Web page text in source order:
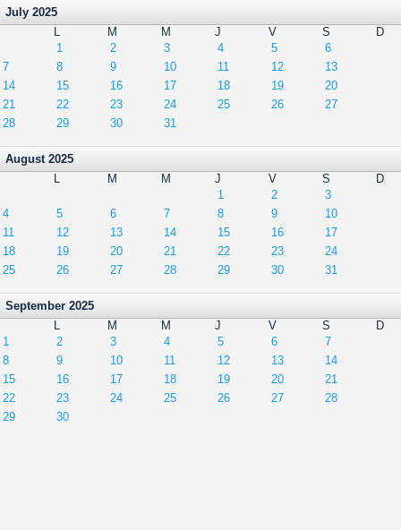
July 2025
L
M M J V S
D
1
2 3 4 5
6
7
8 9 10 11 12
13
14
15 16 17 18 19
20
21
22 23 24 25 26
27
28
29 30 31
August 2025
L
M M J V S
D
1
2
3
4
5 6 7 8 9
10
11
12 13 14 15 16
17
18
19 20 21 22 23
24
25
26 27 28 29 30 31
September 2025
L
M M J V S
D
1
2 3 4 5 6
7
8
9 10 11 12 13
14
15
16 17 18 19 20
21
22
23 24 25 26 27
28
29
30